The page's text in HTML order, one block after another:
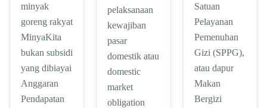
minyak
goreng rakyat
MinyaKita
bukan subsidi
yang dibiayai
Anggaran
Pendapatan
pelaksanaan
kewajiban
pasar
domestik atau
domestic
market
obligation
Satuan
Pelayanan
Pemenuhan
Gizi (SPPG),
atau dapur
Makan
Bergizi